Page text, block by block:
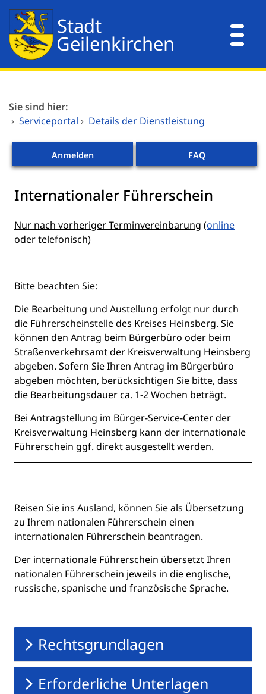
Zum Hauptinhalt springen
Zum Header
Zum Hauptinhalt
Zum Footer
Mitarbeitende A-Z
Verwaltungsorganisation
Sie sind hier:
› Serviceportal › Details der Dienstleistung
FAQ
Anmelden
Internationaler Führerschein
Kurzbeschreibung
Nur nach vorheriger Terminvereinbarung (online
oder telefonisch)
Bitte beachten Sie:
Die Bearbeitung und Austellung erfolgt nur durch
die Führerscheinstelle des Kreises Heinsberg. Sie
können den Antrag beim Bürgerbüro oder beim
Straßenverkehrsamt der Kreisverwaltung Heinsberg
abgeben. Sofern Sie Ihren Antrag im Bürgerbüro
abgeben möchten, berücksichtigen Sie bitte, dass
die Bearbeitungsdauer ca. 1-2 Wochen beträgt.
Bei Antragstellung im Bürger-Service-Center der
Kreisverwaltung Heinsberg kann der internationale
Führerschein ggf. direkt ausgestellt werden.
Reisen Sie ins Ausland, können Sie als Übersetzung
zu Ihrem nationalen Führerschein einen
internationalen Führerschein beantragen.
Der internationale Führerschein übersetzt Ihren
nationalen Führerschein jeweils in die englische,
russische, spanische und französische Sprache.
Rechtsgrundlagen
Erforderliche Unterlagen